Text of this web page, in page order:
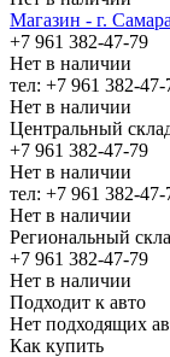
Магазин - г.
+7 961 382-47-79
Нет в наличии
тел: +7 961 382-47-
Нет в наличии
Центральный
+7 961 382-47-79
Нет в наличии
тел: +7 961 382-47-
Нет в наличии
Региональный
+7 961 382-47-79
Нет в наличии
Подходит к авто
Нет подходящих
Как купить